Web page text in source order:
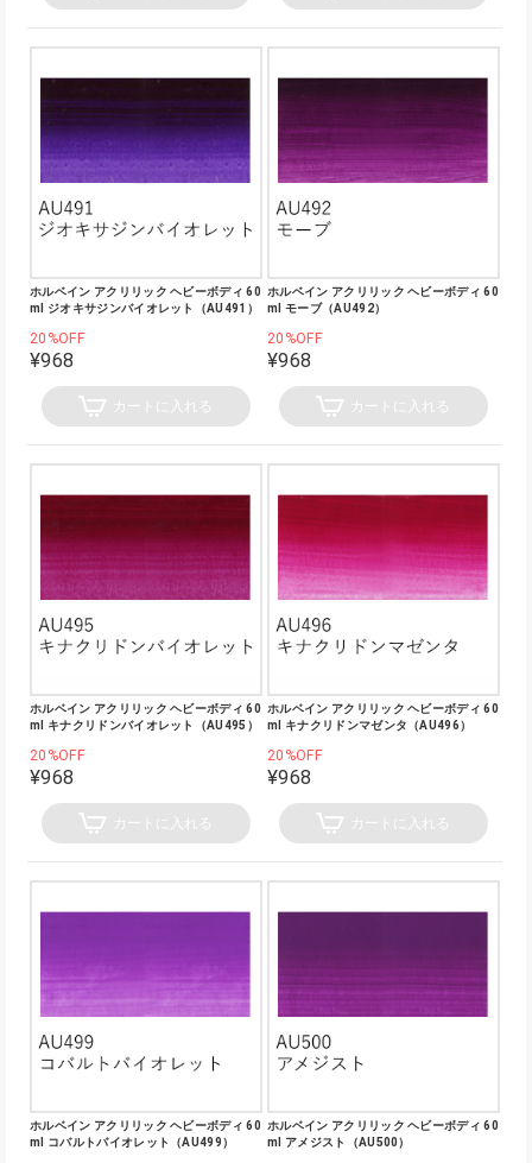
ホルベイン アクリリック ヘビーボディ 60
ml ジオキサジンバイオレット（AU491）
20%OFF
¥968
カートに入れる
ホルベイン アクリリック ヘビーボディ 60
ml モーブ（AU492）
20%OFF
¥968
カートに入れる
ホルベイン アクリリック ヘビーボディ 60
ml キナクリドンバイオレット（AU495）
20%OFF
¥968
カートに入れる
ホルベイン アクリリック ヘビーボディ 60
ml キナクリドンマゼンタ（AU496）
20%OFF
¥968
カートに入れる
ホルベイン アクリリック ヘビーボディ 60
ml コバルトバイオレット（AU499）
ホルベイン アクリリック ヘビーボディ 60
ml アメジスト（AU500）